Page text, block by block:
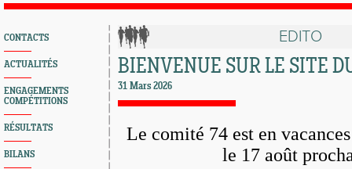
CONTACTS
ACTUALITÉS
ENGAGEMENTS
COMPÉTITIONS
RÉSULTATS
BILANS
EDITO
BIENVENUE SUR LE SITE
31 Mars 2026
Le comité 74 est en
le 17 août